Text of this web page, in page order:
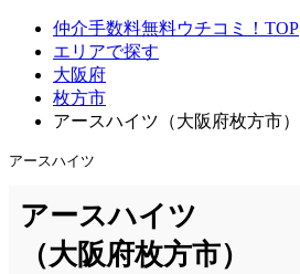
仲介手数料無料ウチコミ！TOP
エリアで探す
大阪府
枚方市
アースハイツ（大阪府枚方市）
アースハイツ
アースハイツ
（大阪府枚方市）